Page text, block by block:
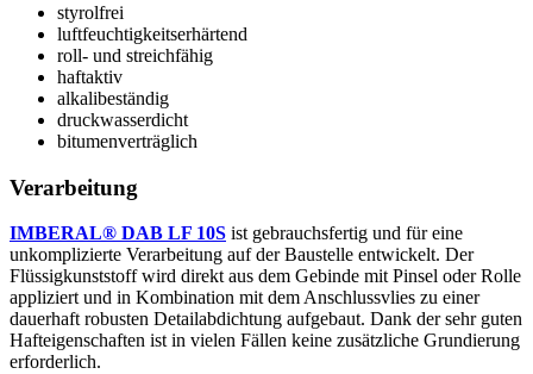
styrolfrei
luftfeuchtigkeitserhärtend
roll‑ und streichfähig
haftaktiv
alkalibeständig
druckwasserdicht
bitumenverträglich
Verarbeitung
IMBERAL® DAB LF 10S ist gebrauchsfertig und für eine
unkomplizierte Verarbeitung auf der Baustelle entwickelt. Der
Flüssigkunststoff wird direkt aus dem Gebinde mit Pinsel oder Rolle
appliziert und in Kombination mit dem Anschlussvlies zu einer
dauerhaft robusten Detailabdichtung aufgebaut. Dank der sehr guten
Hafteigenschaften ist in vielen Fällen keine zusätzliche Grundierung
erforderlich.